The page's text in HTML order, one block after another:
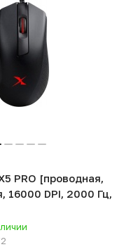
PRO [проводная,
16000 DPI, 2000 Гц,